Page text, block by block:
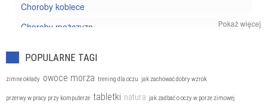
Choroby kobiece
Choroby mężczyzn
Pokaż więcej
POPULARNE TAGI
zimne okłady owoce morza trening dla oczu jak zachować dobry wzrok
przerwy w pracy przy komputerze tabletki natura jak zadbać o oczy w porze zimowej